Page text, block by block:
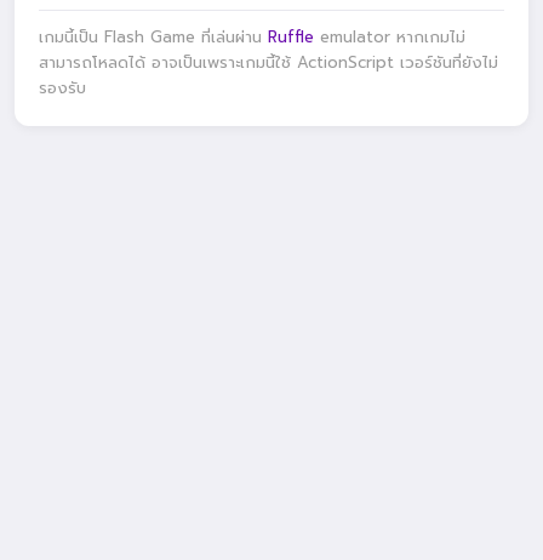
เกมนี้เป็น Flash Game ที่เล่นผ่าน Ruffle emulator หากเกมไม่
สามารถโหลดได้ อาจเป็นเพราะเกมนี้ใช้ ActionScript เวอร์ชันที่ยังไม่
รองรับ